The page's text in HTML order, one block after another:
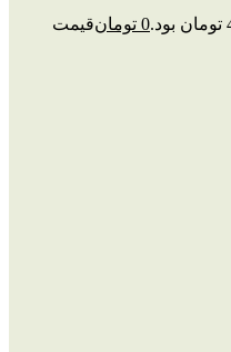
0 تومانقیمت